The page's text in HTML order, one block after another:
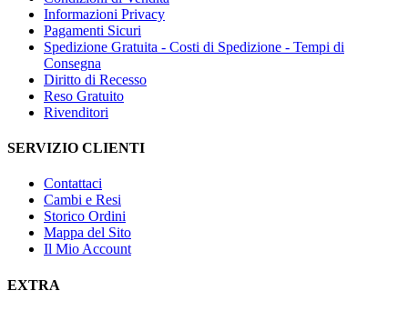
Informazioni Privacy
Pagamenti Sicuri
Spedizione Gratuita - Costi di Spedizione - Tempi di
Consegna
Diritto di Recesso
Reso Gratuito
Rivenditori
SERVIZIO CLIENTI
Contattaci
Cambi e Resi
Storico Ordini
Mappa del Sito
Il Mio Account
EXTRA